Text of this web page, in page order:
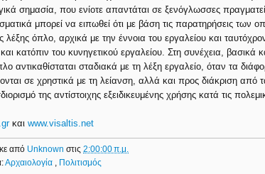
σημασία, που ενίοτε απαντάται σε ξενόγλωσσες
μπορεί να ειπωθεί ότι με βάση τις παρατηρήσεις
λέξης όπλο, αρχικά με την έννοια του εργαλείου και
κατόπιν του κυνηγετικού εργαλείου. Στη συνέχεια, βασικά
αντικαθίσταται σταδιακά με τη λέξη εργαλείο, όταν τα
σε χρηστικά με τη λείανση, αλλά και προς διάκριση
της αντίστοιχης εξειδικευμένης χρήσης κατά τις
καιwww.visaltis.net
από Unknownστις2:00:00 π.μ.
Αρχαιολογία , Πολιτισμός